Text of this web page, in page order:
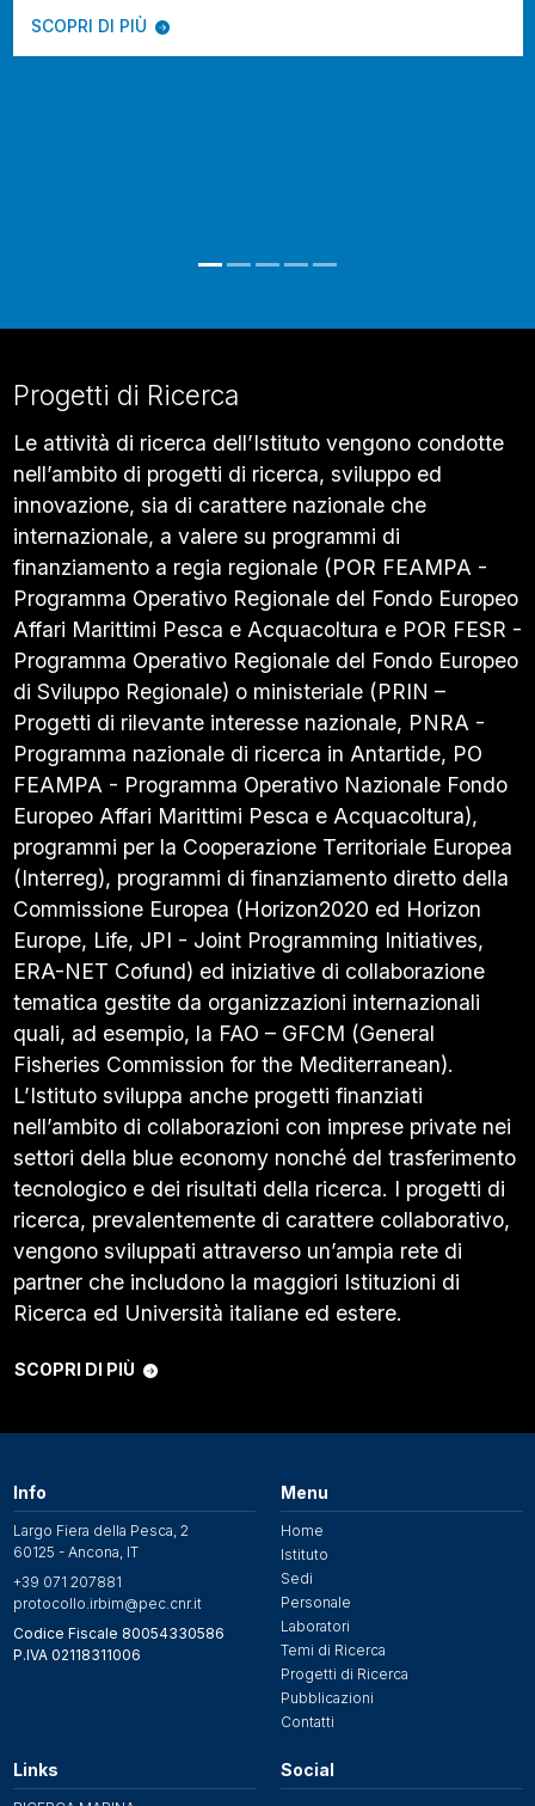
SCOPRI DI PIÙ
Progetti di Ricerca
Le attività di ricerca dell’Istituto vengono condotte
nell’ambito di progetti di ricerca, sviluppo ed
innovazione, sia di carattere nazionale che
internazionale, a valere su programmi di
finanziamento a regia regionale (POR FEAMPA -
Programma Operativo Regionale del Fondo Europeo
Affari Marittimi Pesca e Acquacoltura e POR FESR -
Programma Operativo Regionale del Fondo Europeo
di Sviluppo Regionale) o ministeriale (PRIN –
Progetti di rilevante interesse nazionale, PNRA -
Programma nazionale di ricerca in Antartide, PO
FEAMPA - Programma Operativo Nazionale Fondo
Europeo Affari Marittimi Pesca e Acquacoltura),
programmi per la Cooperazione Territoriale Europea
(Interreg), programmi di finanziamento diretto della
Commissione Europea (Horizon2020 ed Horizon
Europe, Life, JPI - Joint Programming Initiatives,
ERA-NET Cofund) ed iniziative di collaborazione
tematica gestite da organizzazioni internazionali
quali, ad esempio, la FAO – GFCM (General
Fisheries Commission for the Mediterranean).
L’Istituto sviluppa anche progetti finanziati
nell’ambito di collaborazioni con imprese private nei
settori della blue economy nonché del trasferimento
tecnologico e dei risultati della ricerca. I progetti di
ricerca, prevalentemente di carattere collaborativo,
vengono sviluppati attraverso un’ampia rete di
partner che includono la maggiori Istituzioni di
Ricerca ed Università italiane ed estere.
SCOPRI DI PIÙ
Info
Largo Fiera della Pesca, 2
60125 - Ancona, IT
+39 071 207881
protocollo.irbim@pec.cnr.it
Codice Fiscale 80054330586
P.IVA 02118311006
Menu
Home
Istituto
Sedi
Personale
Laboratori
Temi di Ricerca
Progetti di Ricerca
Pubblicazioni
Contatti
Links Social